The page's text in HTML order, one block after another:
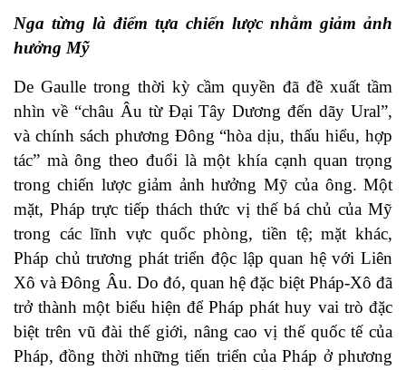
Nga từng là điểm tựa chiến lược nhằm giảm ảnh
hưởng Mỹ
De Gaulle trong thời kỳ cầm quyền đã đề xuất tầm
nhìn về “châu Âu từ Đại Tây Dương đến dãy Ural”,
và chính sách phương Đông “hòa dịu, thấu hiểu, hợp
tác” mà ông theo đuổi là một khía cạnh quan trọng
trong chiến lược giảm ảnh hưởng Mỹ của ông. Một
mặt, Pháp trực tiếp thách thức vị thế bá chủ của Mỹ
trong các lĩnh vực quốc phòng, tiền tệ; mặt khác,
Pháp chủ trương phát triển độc lập quan hệ với Liên
Xô và Đông Âu. Do đó, quan hệ đặc biệt Pháp-Xô đã
trở thành một biểu hiện để Pháp phát huy vai trò đặc
biệt trên vũ đài thế giới, nâng cao vị thế quốc tế của
Pháp, đồng thời những tiến triển của Pháp ở phương